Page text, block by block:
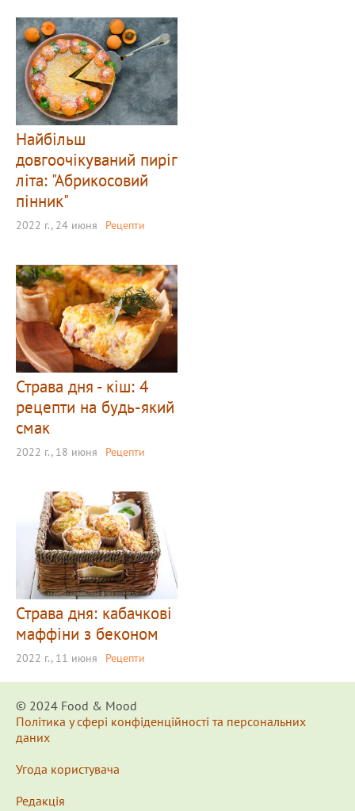
Найбільш
довгоочікуваний пиріг
літа: "Абрикосовий
пінник"
2022 г., 24 июня Рецепти
Страва дня - кіш: 4
рецепти на будь-який
смак
2022 г., 18 июня Рецепти
Страва дня: кабачкові
маффіни з беконом
2022 г., 11 июня Рецепти
© 2024 Food & Мood
Політика у сфері конфіденційності та персональних
даних
Угода користувача
Редакція